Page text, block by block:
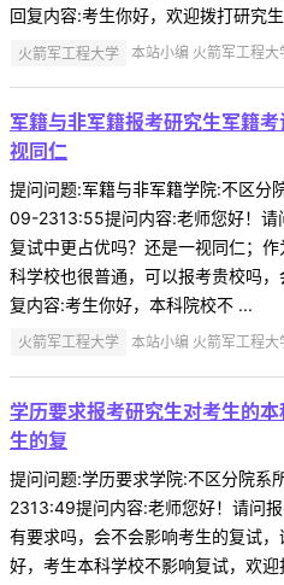
回复内容:考生你好，欢迎拨打研究
火箭军工程大学 本站小编 火箭军工程
军籍与非军籍报考研究生军籍
视同仁
提问问题:军籍与非军籍学院:不区
09-2313:55提问内容:老师您好！请
复试中更占优吗？还是一视同仁；
科学校也很普通，可以报考贵校吗
复内容:考生你好，本科院校不 ...
火箭军工程大学 本站小编 火箭军工程
学历要求报考研究生对考生的
生的复
提问问题:学历要求学院:不区分院
2313:49提问内容:老师您好！请问
有要求吗，会不会影响考生的复试
好，考生本科学校不影响复试，欢